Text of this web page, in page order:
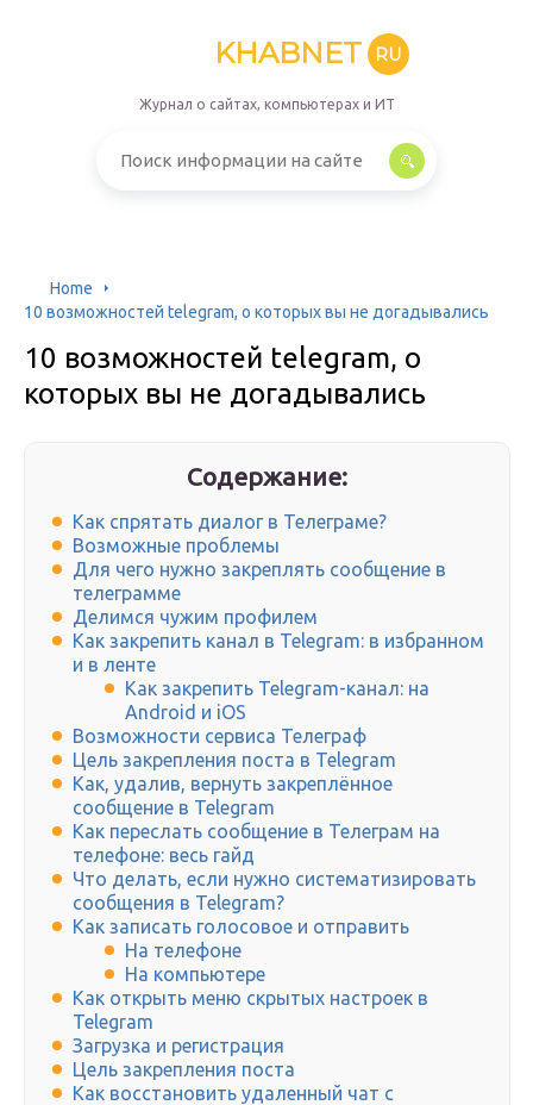
KHABNET RU
Журнал о сайтах, компьютерах и ИТ
Home
10 возможностей telegram, о которых вы не догадывались
10 возможностей telegram, о
которых вы не догадывались
Содержание:
Как спрятать диалог в Телеграме?
Возможные проблемы
Для чего нужно закреплять сообщение в
телеграмме
Делимся чужим профилем
Как закрепить канал в Telegram: в избранном
и в ленте
Как закрепить Telegram-канал: на
Android и iOS
Возможности сервиса Телеграф
Цель закрепления поста в Telegram
Как, удалив, вернуть закреплённое
сообщение в Telegram
Как переслать сообщение в Телеграм на
телефоне: весь гайд
Что делать, если нужно систематизировать
сообщения в Telegram?
Как записать голосовое и отправить
На телефоне
На компьютере
Как открыть меню скрытых настроек в
Telegram
Загрузка и регистрация
Цель закрепления поста
Как восстановить удаленный чат с